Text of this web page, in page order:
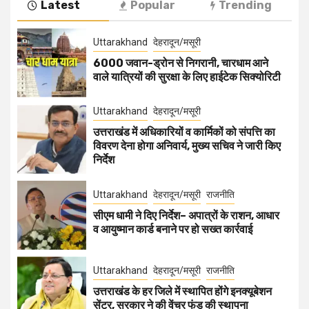
Latest Popular Trending
Uttarakhand देहरादून/मसूरी
6000 जवान-ड्रोन से निगरानी, चारधाम आने
वाले यात्रियों की सुरक्षा के लिए हाईटेक सिक्योरिटी
Uttarakhand देहरादून/मसूरी
उत्तराखंड में अधिकारियों व कार्मिकों को संपत्ति का
विवरण देना होगा अनिवार्य, मुख्य सचिव ने जारी किए
निर्देश
Uttarakhand देहरादून/मसूरी राजनीति
सीएम धामी ने दिए निर्देश– अपात्रों के राशन, आधार
व आयुष्मान कार्ड बनाने पर हो सख्त कार्रवाई
Uttarakhand देहरादून/मसूरी राजनीति
उत्तराखंड के हर जिले में स्थापित होंगे इनक्यूबेशन
सेंटर, सरकार ने की वेंचर फंड की स्थापना